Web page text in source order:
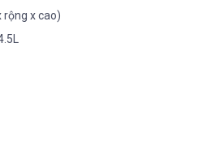
rộng x cao)